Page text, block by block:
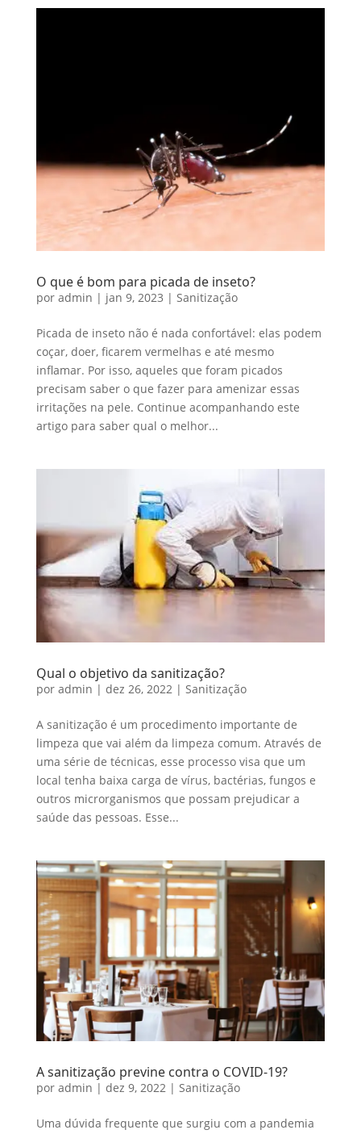
O que é bom para picada de inseto?
por admin | jan 9, 2023 | Sanitização
Picada de inseto não é nada confortável: elas podem
coçar, doer, ficarem vermelhas e até mesmo
inflamar. Por isso, aqueles que foram picados
precisam saber o que fazer para amenizar essas
irritações na pele. Continue acompanhando este
artigo para saber qual o melhor...
Qual o objetivo da sanitização?
por admin | dez 26, 2022 | Sanitização
A sanitização é um procedimento importante de
limpeza que vai além da limpeza comum. Através de
uma série de técnicas, esse processo visa que um
local tenha baixa carga de vírus, bactérias, fungos e
outros microrganismos que possam prejudicar a
saúde das pessoas. Esse...
A sanitização previne contra o COVID-19?
por admin | dez 9, 2022 | Sanitização
Uma dúvida frequente que surgiu com a pandemia